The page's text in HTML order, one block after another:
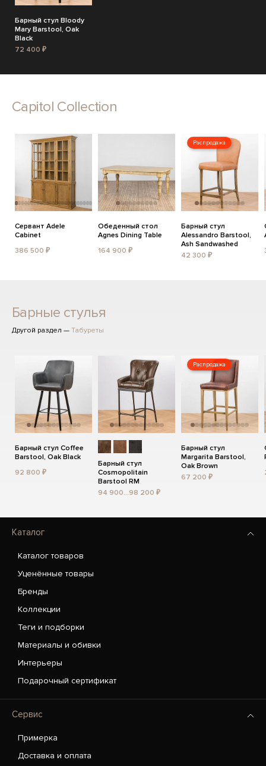
Барный стул Bloody
Mary Barstool, Oak
Black
72 400 ₽
Capitol Collection
Сервант Adele
Cabinet
386 500 ₽
Обеденный стол
Agnes Dining Table
164 900 ₽
Распродажа
Барный стул
Alessandro Barstool,
Ash Sandwashed
42 300 ₽
Барные стулья
Другой раздел — Табуреты
Барный стул Coffee
Barstool, Oak Black
92 800 ₽
Барный стул
Cosmopolitain
Barstool RM
94 900...98 200 ₽
Распродажа
Барный стул
Margarita Barstool,
Oak Brown
67 200 ₽
Каталог
Каталог товаров
Уценённые товары
Бренды
Коллекции
Теги и подборки
Материалы и обивки
Интерьеры
Подарочный сертификат
Сервис
Примерка
Доставка и оплата